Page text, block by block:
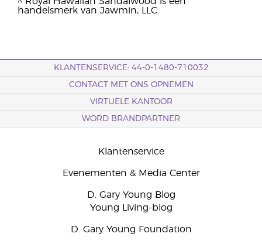
handelsmerk van Jawmin, LLC.
KLANTENSERVICE: 44-0-1480-710032
CONTACT MET ONS OPNEMEN
VIRTUELE KANTOOR
WORD BRANDPARTNER
Klantenservice
Evenementen & Media Center
D. Gary Young Blog
Young Living-blog
D. Gary Young Foundation